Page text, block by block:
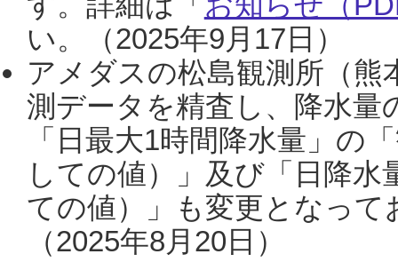
い。（2025年9月17日）
アメダスの松島観測所（熊
測データを精査し、降水
「日最大1時間降水量」の
しての値）」及び「日降
ての値）」も変更となっ
（2025年8月20日）